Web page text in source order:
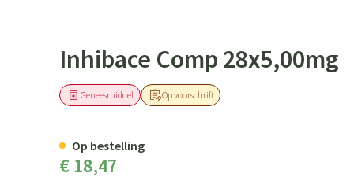
Inhibace Comp 28x5,00mg
Op voorschrift
Geneesmiddel
€ 18,47
Op bestelling